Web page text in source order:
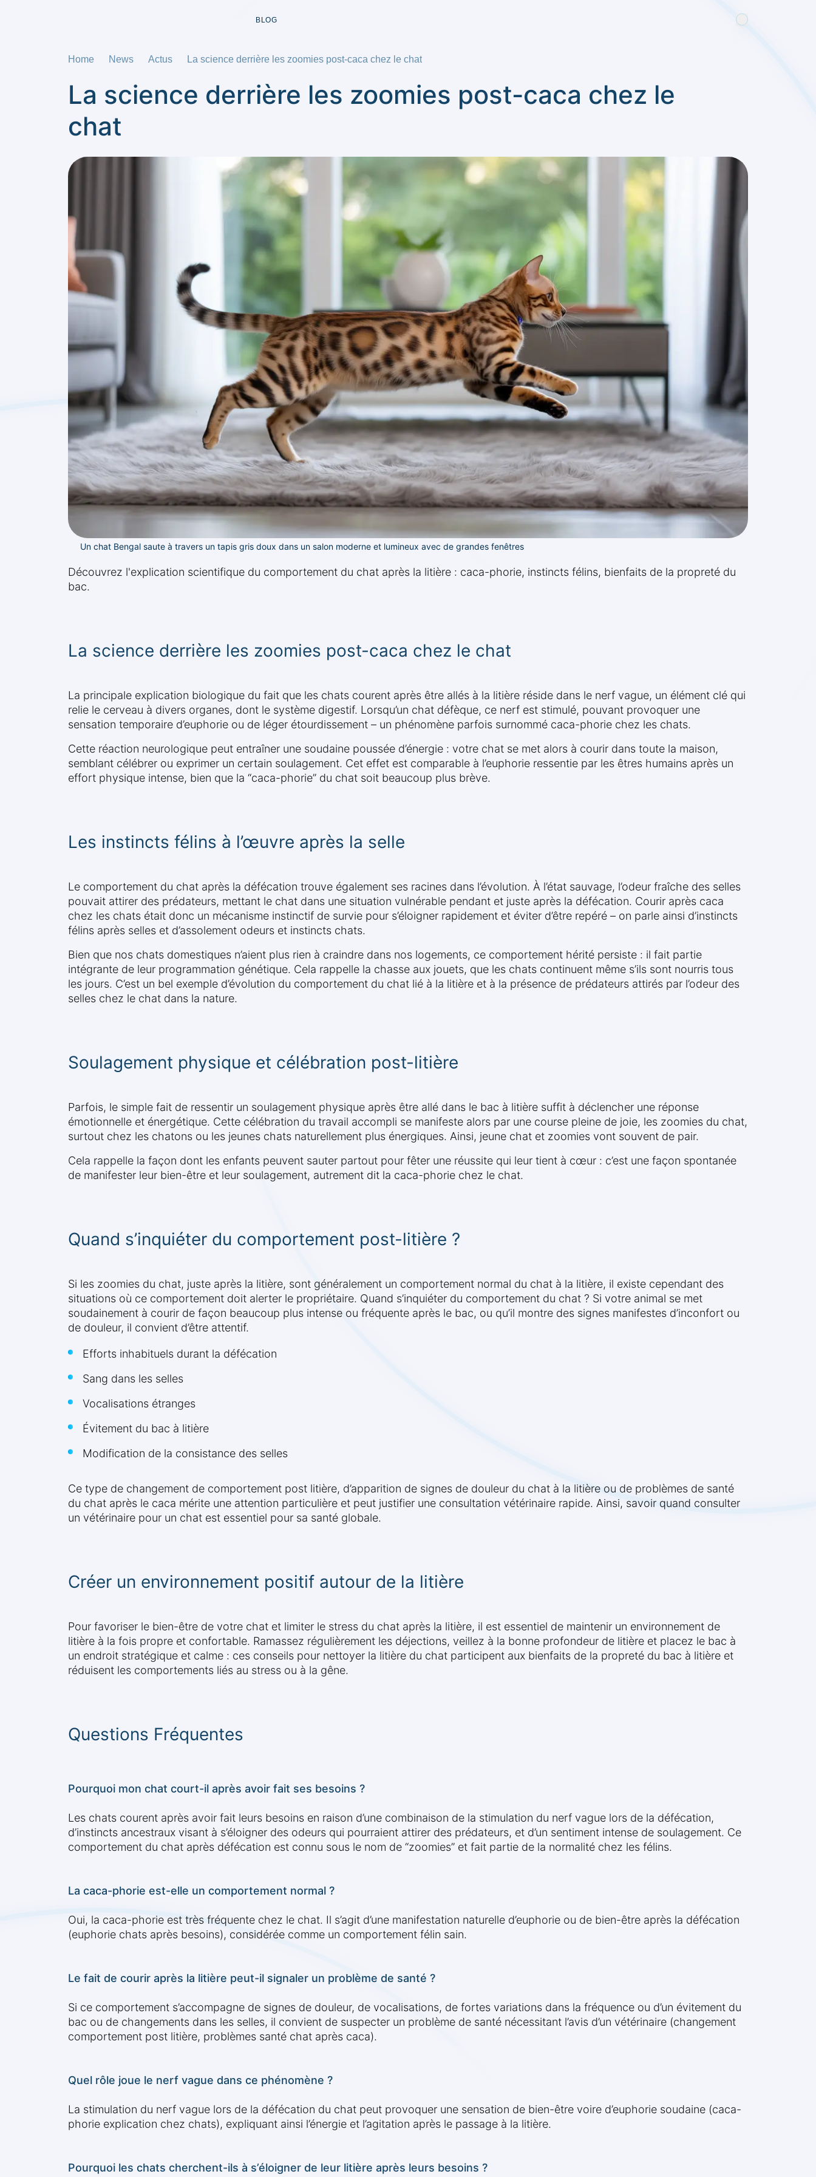
BLOG
Home News Actus La science derrière les zoomies post-caca chez le chat
La science derrière les zoomies post-caca chez le
chat
Un chat Bengal saute à travers un tapis gris doux dans un salon moderne et lumineux avec de grandes fenêtres
Découvrez l'explication scientifique du comportement du chat après la litière : caca-phorie, instincts félins, bienfaits de la propreté du
bac.
La science derrière les zoomies post-caca chez le chat
La principale explication biologique du fait que les chats courent après être allés à la litière réside dans le nerf vague, un élément clé qui
relie le cerveau à divers organes, dont le système digestif. Lorsqu’un chat défèque, ce nerf est stimulé, pouvant provoquer une
sensation temporaire d’euphorie ou de léger étourdissement – un phénomène parfois surnommé caca-phorie chez les chats.
Cette réaction neurologique peut entraîner une soudaine poussée d’énergie : votre chat se met alors à courir dans toute la maison,
semblant célébrer ou exprimer un certain soulagement. Cet effet est comparable à l’euphorie ressentie par les êtres humains après un
effort physique intense, bien que la “caca-phorie” du chat soit beaucoup plus brève.
Les instincts félins à l’œuvre après la selle
Le comportement du chat après la défécation trouve également ses racines dans l’évolution. À l’état sauvage, l’odeur fraîche des selles
pouvait attirer des prédateurs, mettant le chat dans une situation vulnérable pendant et juste après la défécation. Courir après caca
chez les chats était donc un mécanisme instinctif de survie pour s’éloigner rapidement et éviter d’être repéré – on parle ainsi d’instincts
félins après selles et d’assolement odeurs et instincts chats.
Bien que nos chats domestiques n’aient plus rien à craindre dans nos logements, ce comportement hérité persiste : il fait partie
intégrante de leur programmation génétique. Cela rappelle la chasse aux jouets, que les chats continuent même s’ils sont nourris tous
les jours. C’est un bel exemple d’évolution du comportement du chat lié à la litière et à la présence de prédateurs attirés par l’odeur des
selles chez le chat dans la nature.
Soulagement physique et célébration post-litière
Parfois, le simple fait de ressentir un soulagement physique après être allé dans le bac à litière suffit à déclencher une réponse
émotionnelle et énergétique. Cette célébration du travail accompli se manifeste alors par une course pleine de joie, les zoomies du chat,
surtout chez les chatons ou les jeunes chats naturellement plus énergiques. Ainsi, jeune chat et zoomies vont souvent de pair.
Cela rappelle la façon dont les enfants peuvent sauter partout pour fêter une réussite qui leur tient à cœur : c’est une façon spontanée
de manifester leur bien-être et leur soulagement, autrement dit la caca-phorie chez le chat.
Quand s’inquiéter du comportement post-litière ?
Si les zoomies du chat, juste après la litière, sont généralement un comportement normal du chat à la litière, il existe cependant des
situations où ce comportement doit alerter le propriétaire. Quand s’inquiéter du comportement du chat ? Si votre animal se met
soudainement à courir de façon beaucoup plus intense ou fréquente après le bac, ou qu’il montre des signes manifestes d’inconfort ou
de douleur, il convient d’être attentif.
Efforts inhabituels durant la défécation
Sang dans les selles
Vocalisations étranges
Évitement du bac à litière
Modification de la consistance des selles
Ce type de changement de comportement post litière, d’apparition de signes de douleur du chat à la litière ou de problèmes de santé
du chat après le caca mérite une attention particulière et peut justifier une consultation vétérinaire rapide. Ainsi, savoir quand consulter
un vétérinaire pour un chat est essentiel pour sa santé globale.
Créer un environnement positif autour de la litière
Pour favoriser le bien-être de votre chat et limiter le stress du chat après la litière, il est essentiel de maintenir un environnement de
litière à la fois propre et confortable. Ramassez régulièrement les déjections, veillez à la bonne profondeur de litière et placez le bac à
un endroit stratégique et calme : ces conseils pour nettoyer la litière du chat participent aux bienfaits de la propreté du bac à litière et
réduisent les comportements liés au stress ou à la gêne.
Questions Fréquentes
Pourquoi mon chat court-il après avoir fait ses besoins ?
Les chats courent après avoir fait leurs besoins en raison d’une combinaison de la stimulation du nerf vague lors de la défécation,
d’instincts ancestraux visant à s’éloigner des odeurs qui pourraient attirer des prédateurs, et d’un sentiment intense de soulagement. Ce
comportement du chat après défécation est connu sous le nom de “zoomies” et fait partie de la normalité chez les félins.
La caca-phorie est-elle un comportement normal ?
Oui, la caca-phorie est très fréquente chez le chat. Il s’agit d’une manifestation naturelle d’euphorie ou de bien-être après la défécation
(euphorie chats après besoins), considérée comme un comportement félin sain.
Le fait de courir après la litière peut-il signaler un problème de santé ?
Si ce comportement s’accompagne de signes de douleur, de vocalisations, de fortes variations dans la fréquence ou d’un évitement du
bac ou de changements dans les selles, il convient de suspecter un problème de santé nécessitant l’avis d’un vétérinaire (changement
comportement post litière, problèmes santé chat après caca).
Quel rôle joue le nerf vague dans ce phénomène ?
La stimulation du nerf vague lors de la défécation du chat peut provoquer une sensation de bien-être voire d’euphorie soudaine (caca-
phorie explication chez chats), expliquant ainsi l’énergie et l’agitation après le passage à la litière.
Pourquoi les chats cherchent-ils à s’éloigner de leur litière après leurs besoins ?